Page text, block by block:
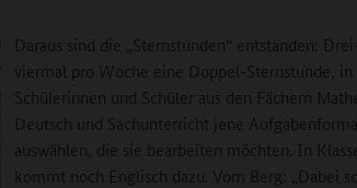
Daraus sind die „Sternstunden“ entstanden: Drei-
viermal pro Woche eine Doppel-Sternstunde, in
Schülerinnen und Schüler aus den Fächern
Deutsch und Sachunterricht jene
auswählen, die sie bearbeiten möchten. In
kommt noch Englisch dazu. Vom Berg: „Dabei